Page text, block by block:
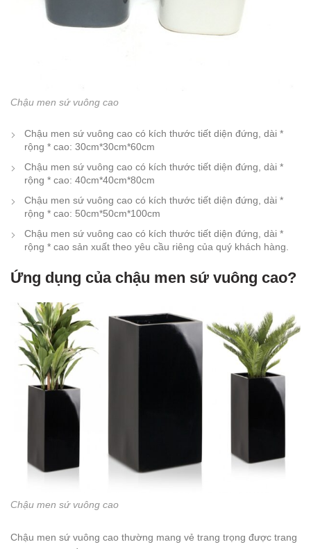
Chậu men sứ vuông cao
Chậu men sứ vuông cao có kích thước tiết diện đứng, dài *
rộng * cao: 30cm*30cm*60cm
Chậu men sứ vuông cao có kích thước tiết diện đứng, dài *
rộng * cao: 40cm*40cm*80cm
Chậu men sứ vuông cao có kích thước tiết diện đứng, dài *
rộng * cao: 50cm*50cm*100cm
Chậu men sứ vuông cao có kích thước tiết diện đứng, dài *
rộng * cao sản xuất theo yêu cầu riêng của quý khách hàng.
Ứng dụng của chậu men sứ vuông cao?
Chậu men sứ vuông cao
Chậu men sứ vuông cao thường mang vẻ trang trọng được trang